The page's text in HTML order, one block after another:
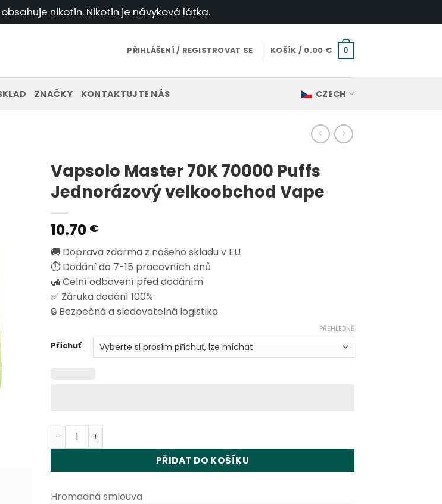
obsahuje nikotin. Nikotin je návyková látka.
PŘIHLÁŠENÍ / REGISTROVAT SE KOŠÍK / 0.00 € 0
ZNAČKY KONTAKTUJTE NÁS CZECH
Vapsolo Master 70K 70000 Puffs
Jednorázový velkoobchod Vape
10.70 €
🚚 Doprava zdarma z našeho skladu v EU
⏱️ Dodání do 7-15 pracovních dnů
🛃 Celní odbavení před dodáním
✅ Záruka dodání 100%
🔒 Bezpečná a sledovatelná logistika
Příchuť
PŘEHLEDNĚ
Vapsolo Master 70K 70000 Puffs Disposable Vape Wholesale množství
PŘIDAT DO KOŠÍKU
Hromadná smlouva